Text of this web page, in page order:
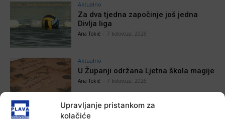
Upravljanje pristankom za
kolačiće
Aktualno
Za dva tjedna započinje još jedna
Divlja liga
Ana Tokić 7 kolovoza, 2026
Aktualno
U Županji održana Ljetna škola magije
Ana Tokić 7 kolovoza, 2026
Aktualno